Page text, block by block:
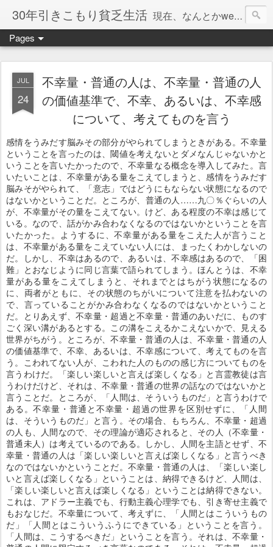
30年引きこもり貧乏生活 現在、なんとかweb系の仕事で食べています。このブログで扱う問題は「この世とはなにか」「人生とはなにか」「人間とはなにか」「強迫神経症の原因と解決法」「うつ病の原因と寄り添う方法」「家族の問題」などについてです。
Pages
JUL
24
不幸量・普通の人は、不幸量・普通の人
の価値基準で、不幸、あるいは、不幸感
について、考えてものを言う
感情をうみだす脳みその部分がやられてしまうときがある。不幸量
ということを言ったのは、閾値を考えないとダメなんじゃないかと
いうことを言いたかったので、不幸量なる概念を導入してみた。言
いたいことは、不幸量がある量をこえてしまうと、感情をうみだす
脳みそがやられて、「意志」ではどうにもならない状態になるので
はないかということだ。ところが、普通の人……九〇％ぐらいの人
が、不幸量がその量をこえてない。けど、ある程度の不幸は感じて
いる。なので、話がかみ合わなくなるのではないかということを言
いたかった。ようするに、不幸量がある量をこえた人が言うこと
は、不幸量がある量をこえていない人には、まったくわかしないの
だ。しかし、不幸はあるので、あるいは、不幸感はあるので、「困
難」とおなじように同じ言葉で語られてしまう。ほんとうは、不幸
量がある量をこえてしまうと、それまでとはちがう状態になるの
に、両者がともに、その状態のちがいについて注意を払わないの
で、言っていることがかみ合わなくなるのではないかということ
だ。とりあえず、不幸量・超過と不幸量・普通のあいだに、ものす
ごく深い溝があるとする。この溝をこえるかこえないかで、見える
世界がちがう。ところが、不幸量・普通の人は、不幸量・普通の人
の価値基準で、不幸、あるいは、不幸感について、考えてものを言
う。こわれてない人が、こわれた人のものの感じ方についてものを
言うわけだ。「楽しい楽しいと言えば楽しくなる」と言霊教徒は言
うわけだけど、それは、不幸量・普通の世界の話なのではないかと
言うことだ。ところが、「人間は、そういうものだ」と言うわけで
ある。不幸量・普通と不幸量・超過の世界を区別せずに、「人間
は、そういうものだ」と言う。その場合、もちろん、不幸量・超過
の人も、人間なので、その理論が適応されると、その人（不幸量・
普通未人）は考えているのである。しかし、人間を主語とせず、不
幸量・普通の人は「楽しい楽しいと言えば楽しくなる」と言うべき
なのではないかということだ。不幸量・普通の人は、「楽しい楽し
いと言えば楽しくなる」ということは、納得できるけど、人間は、
「楽しい楽しいと言えば楽しくなる」ということは納得できない。
これは、アドラー主義でも、行動主義心理学でも、引き寄せ主義で
もおなじだ。不幸量について、考えずに、「人間とはこういうもの
だ」「人間とはこういうふうにできている」ということを言う。
「人間は、こうするべきだ」ということを言う。それは、不幸量・